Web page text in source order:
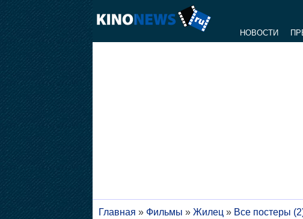
НОВОСТИ
Главная » Фильмы » Жилец » Все постеры